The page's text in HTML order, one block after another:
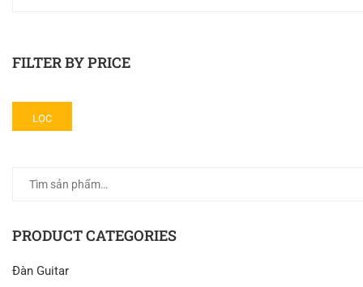
FILTER BY PRICE
LỌC
PRODUCT CATEGORIES
Đàn Guitar